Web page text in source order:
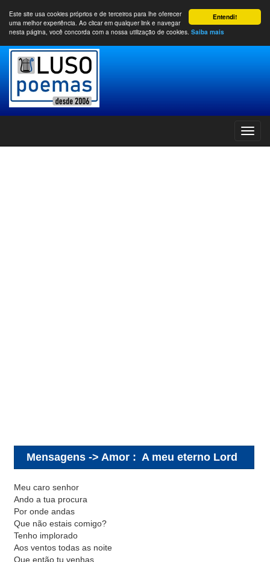
Entendi!
Este site usa cookies próprios e de terceiros para lhe oferecer
uma melhor experiência. Ao clicar em qualquer link e navegar
nesta página, você concorda com a nossa utilização de cookies. Saiba mais
Mensagens -> Amor : A meu eterno Lord
Meu caro senhor
Ando a tua procura
Por onde andas
Que não estais comigo?
Tenho implorado
Aos ventos todas as noite
Que então tu venhas